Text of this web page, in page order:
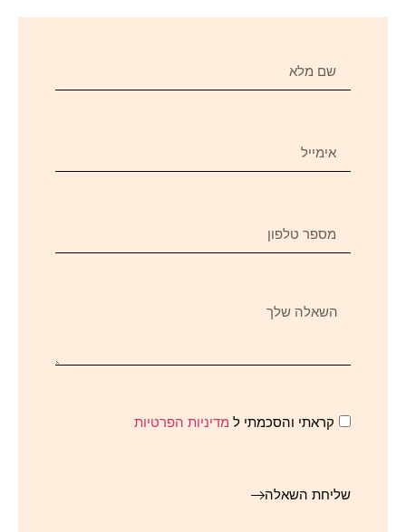
קראתי והסכמתי ל מדיניות הפרטיות
שליחת השאלה